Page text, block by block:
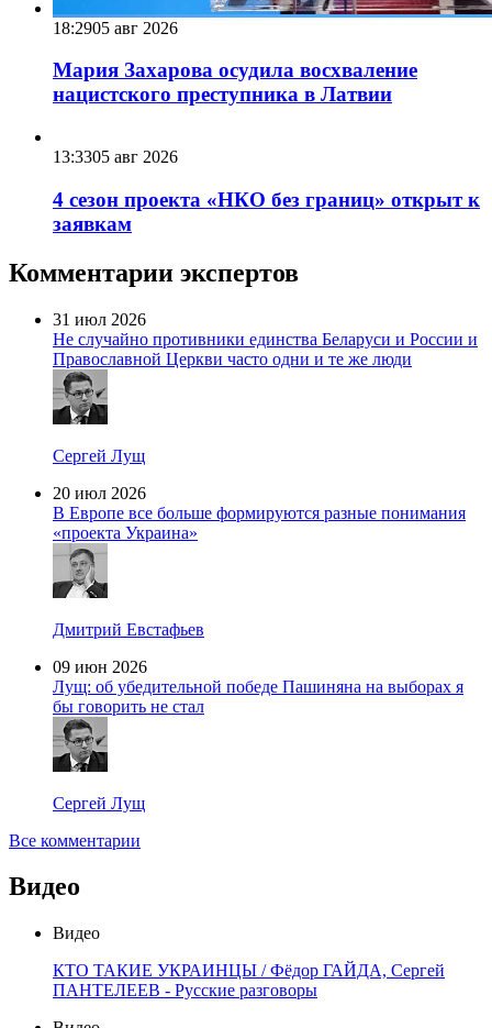
18:2905 авг 2026
Мария Захарова осудила восхваление
нацистского преступника в Латвии
13:3305 авг 2026
4 сезон проекта «НКО без границ» открыт к
заявкам
Комментарии экспертов
31 июл 2026
Не случайно противники единства Беларуси и России и
Православной Церкви часто одни и те же люди
Сергей Лущ
20 июл 2026
В Европе все больше формируются разные понимания
«проекта Украина»
Дмитрий Евстафьев
09 июн 2026
Лущ: об убедительной победе Пашиняна на выборах я
бы говорить не стал
Сергей Лущ
Все комментарии
Видео
Видео
КТО ТАКИЕ УКРАИНЦЫ / Фёдор ГАЙДА, Сергей
ПАНТЕЛЕЕВ - Русские разговоры